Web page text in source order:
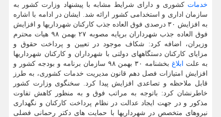
خدمات کشوری و دارای شرایط مشابه با پیشنهاد وزارت کشور به
سازمان اداری و استخدامی کشور ارائه شد. ایشان در ادامه با اشاره
به افزایش ۳۰ درصدی فوق‏ العاده جذب کارکنان شهرداری‏ها و افزایش
فوق العاده جذب شهرداران برپایه مصوبه ۲۷ بهمن ۹۸ هیات محترم
وزیران، اضافه کرد: شکاف موجود در تعیین و پرداخت حقوق و
مزایای کارکنان دستگاههای دولتی با شهرداران و کارکنان شهرداری‏ها
به علت ابلاغ
بخشنامه ۳۰ بهمن ۹۸ سازمان برنامه و بودجه کشور و
افزایش امتیازات فصل دهم قانون مدیریت خدمات کشوری، به طرز
قابل ملاحظه و تصاعدی افزایش پیدا کرد. سخنگوی وزارت کشور
خاطرنشان کرد: باتوجه به مراتب فوق و به منظور کاهش تفاوت
مذکور و در جهت ایجاد عدالت در نظام پرداخت کارکنان و نگهداری
نیروهای متخصص در شهرداری‏ها با حمایت های دکتر رحمانی فضلی